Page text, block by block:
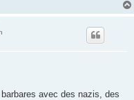
avec des nazis, des